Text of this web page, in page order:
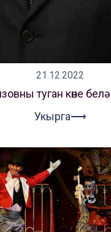
21.12.2022
туган көне
Укырга⟶